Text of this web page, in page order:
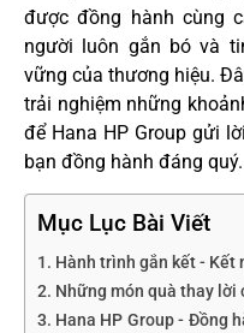
được đồng hành cùng
người luôn gắn bó và
vững của thương hiệu.
trải nghiệm những
để Hana HP Group gửi
bạn đồng hành đáng quý.
Mục Lục Bài Viết
Hành trình gắn kết - Kết
Những món quà thay lời
Hana HP Group - Đồng